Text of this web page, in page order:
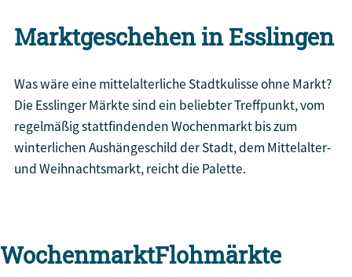
Marktgeschehen in Esslingen
Was wäre eine mittelalterliche Stadtkulisse ohne Markt?
Die Esslinger Märkte sind ein beliebter Treffpunkt, vom
regelmäßig stattfindenden Wochenmarkt bis zum
winterlichen Aushängeschild der Stadt, dem Mittelalter-
und Weihnachtsmarkt, reicht die Palette.
WochenmarktFlohmärkte